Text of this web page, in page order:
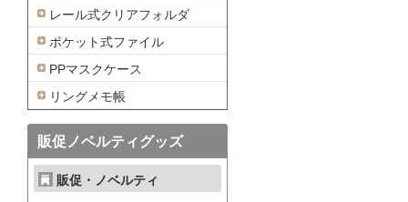
レール式クリアフォルダ
ポケット式ファイル
PPマスクケース
リングメモ帳
販促ノベルティグッズ
販促・ノベルティ